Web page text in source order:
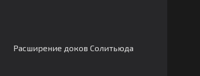
Расширение доков Солитьюда